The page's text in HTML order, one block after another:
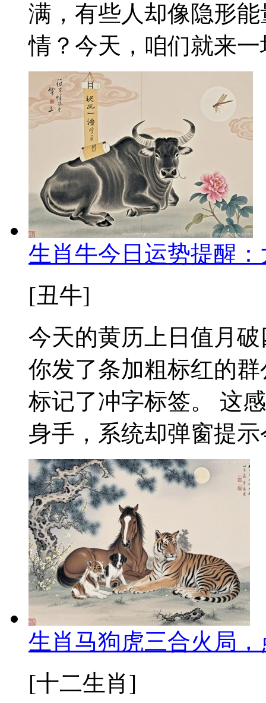
满，有些人却像隐形
情？今天，咱们就来
生肖牛今日运势提醒
[丑牛]
今天的黄历上日值月
你发了条加粗标红的
标记了冲字标签。 这
身手，系统却弹窗提
生肖马狗虎三合火局
[十二生肖]